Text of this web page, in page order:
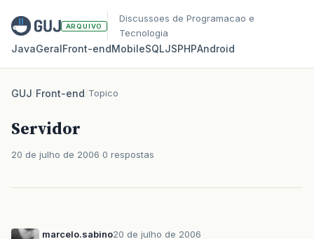
ARQUIVO
Discussoes de Programacao e
Tecnologia
JavaGeralFront‑endMobileSQLJSPHPAndroid
GUJ/Front-end/Topico
Servidor
20 de julho de 2006 0 respostas
marcelo.sabino20 de julho de 2006